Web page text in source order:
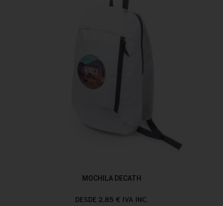
MOCHILA DECATH
DESDE 2,85 € IVA INC.